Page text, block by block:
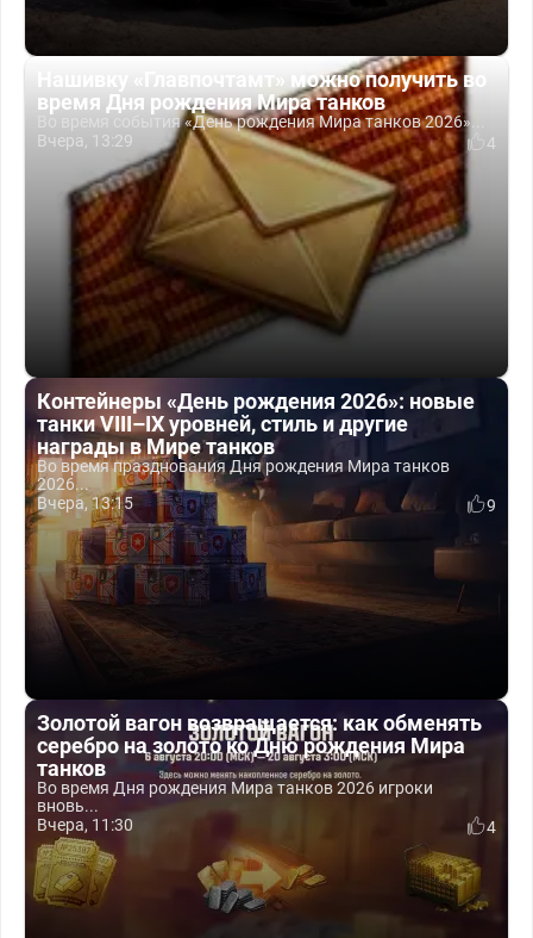
Нашивку «Главпочтамт» можно получить во
время Дня рождения Мира танков
Во время события «День рождения Мира танков 2026»...
Вчера, 13:29
4
Контейнеры «День рождения 2026»: новые
танки VIII–IX уровней, стиль и другие
награды в Мире танков
Во время празднования Дня рождения Мира танков
2026...
Вчера, 13:15
9
Золотой вагон возвращается: как обменять
серебро на золото ко Дню рождения Мира
танков
Во время Дня рождения Мира танков 2026 игроки
вновь...
Вчера, 11:30
4